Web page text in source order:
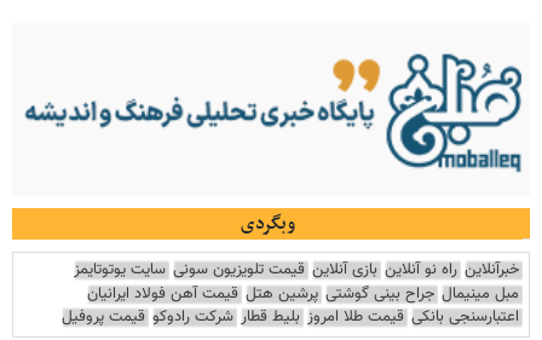
وبگردی
خبرآنلاین راه نو آنلاین بازی آنلاین قیمت تلویزیون سونی سایت یوتوتایمز
مبل مینیمال جراح بینی گوشتی پرشین هتل قیمت آهن فولاد ایرانیان
اعتبارسنجی بانکی قیمت طلا امروز بلیط قطار شرکت رادوکو قیمت پروفیل